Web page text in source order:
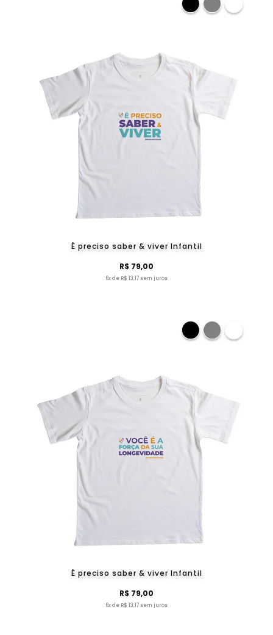
É preciso saber & viver Infantil
R$ 79,00
6x de R$ 13,17 sem juros
É preciso saber & viver Infantil
R$ 79,00
6x de R$ 13,17 sem juros